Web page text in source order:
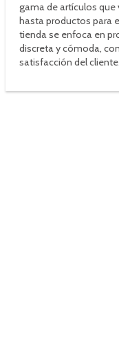
gama de artículos que
hasta productos para
tienda se enfoca en
discreta y cómoda,
satisfacción del cliente.